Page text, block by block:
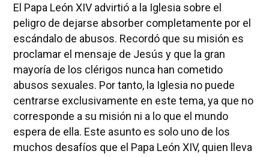
El Papa León XIV advirtió a la Iglesia sobre el
peligro de dejarse absorber completamente por el
escándalo de abusos. Recordó que su misión es
proclamar el mensaje de Jesús y que la gran
mayoría de los clérigos nunca han cometido
abusos sexuales. Por tanto, la Iglesia no puede
centrarse exclusivamente en este tema, ya que no
corresponde a su misión ni a lo que el mundo
espera de ella. Este asunto es solo uno de los
muchos desafíos que el Papa León XIV, quien lleva